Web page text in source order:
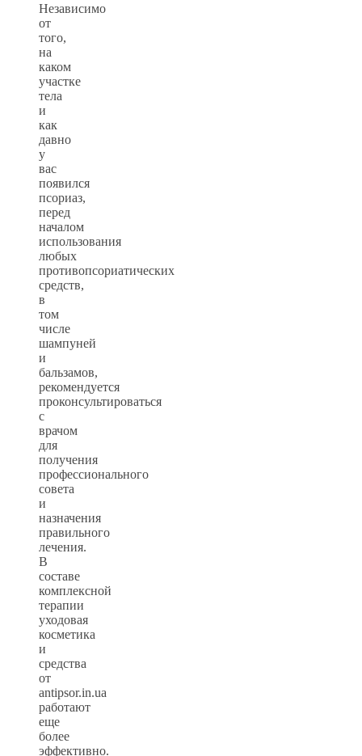
Независимо
от
того,
на
каком
участке
тела
и
как
давно
у
вас
появился
псориаз,
перед
началом
использования
любых
противопсориатических
средств,
в
том
числе
шампуней
и
бальзамов,
рекомендуется
проконсультироваться
с
врачом
для
получения
профессионального
совета
и
назначения
правильного
лечения.
В
составе
комплексной
терапии
уходовая
косметика
и
средства
от
antipsor.in.ua
работают
еще
более
эффективно.